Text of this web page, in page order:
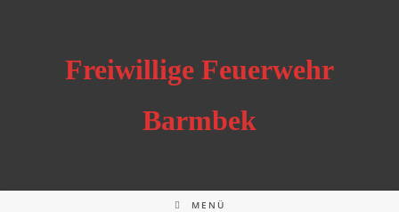
Freiwillige Feuerwehr
Barmbek
MENÜ